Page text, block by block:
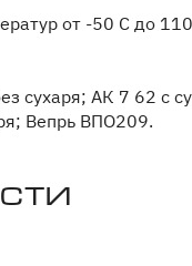
от -50 С до
сухаря; АК 7 62 с
Вепрь ВПО209.